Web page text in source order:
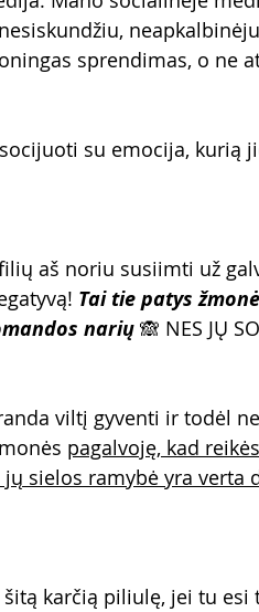
sprendimas, o ne
su emocija, kurią
aš noriu susiimti už
Tai tie patys
narių 🙈 NES JŲ
viltį gyventi ir todėl
pagalvoję, kad
sielos ramybė yra verta
karčią piliulę, jei tu esi